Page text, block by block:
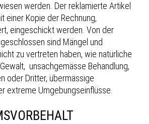
werden. Der reklamierte Artikel
einer Kopie der Rechnung,
eingeschickt werden. Von der
sind Mängel und
zu vertreten haben, wie natürliche
unsachgemässe Behandlung,
oder Dritter, übermässige
extreme Umgebungseinflüsse.